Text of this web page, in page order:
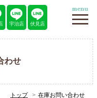
宇治店 伏見店
menu
わせ
トップ 在庫お問い合わせ